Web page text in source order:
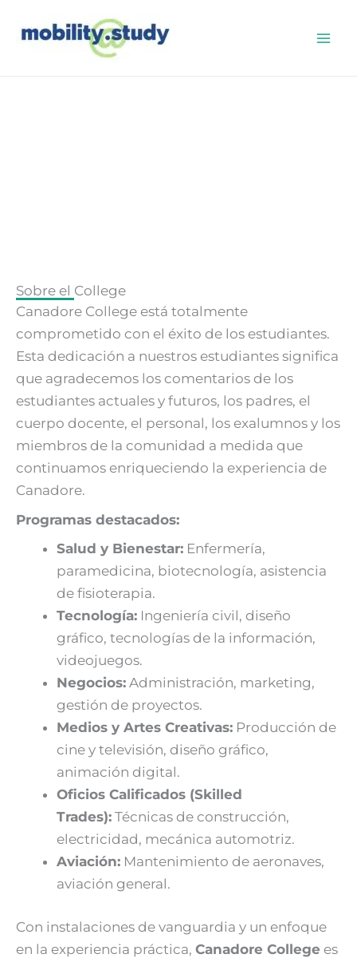
Sobre el College
Canadore College está totalmente
comprometido con el éxito de los estudiantes.
Esta dedicación a nuestros estudiantes significa
que agradecemos los comentarios de los
estudiantes actuales y futuros, los padres, el
cuerpo docente, el personal, los exalumnos y los
miembros de la comunidad a medida que
continuamos enriqueciendo la experiencia de
Canadore.
Programas destacados:
Salud y Bienestar: Enfermería,
paramedicina, biotecnología, asistencia
de fisioterapia.
Tecnología: Ingeniería civil, diseño
gráfico, tecnologías de la información,
videojuegos.
Negocios: Administración, marketing,
gestión de proyectos.
Medios y Artes Creativas: Producción de
cine y televisión, diseño gráfico,
animación digital.
Oficios Calificados (Skilled
Trades): Técnicas de construcción,
electricidad, mecánica automotriz.
Aviación: Mantenimiento de aeronaves,
aviación general.
Con instalaciones de vanguardia y un enfoque
en la experiencia práctica, Canadore College es